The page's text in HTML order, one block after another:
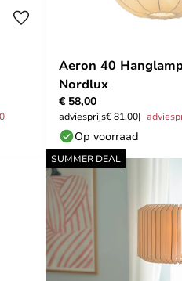
Aeron 40
Nordlux
€ 58,00
adviesprijs€ 81,00
Op voorraad
SUMMER DEAL